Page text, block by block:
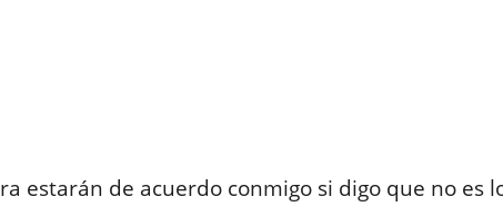
estarán de acuerdo conmigo si digo que no es